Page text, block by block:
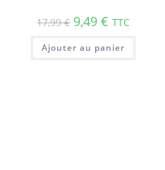
17,99€ 9,49€ TTC
Ajouter au panier